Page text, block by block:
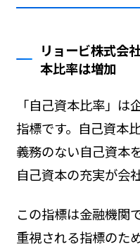
リョービ株式会
本比率は増加
「自己資本比率」
指標です。自己資本
義務のない自己資本
自己資本の充実が会
この指標は金融機関
重視される指標のた